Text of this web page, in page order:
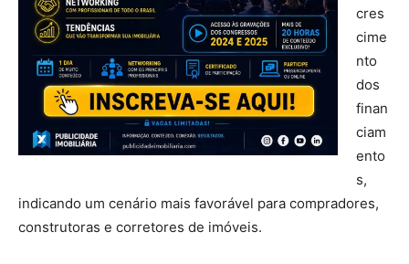
cres
cime
nto
dos
finan
ciam
ento
s,
indicando um cenário mais favorável para compradores,
construtoras e corretores de imóveis.